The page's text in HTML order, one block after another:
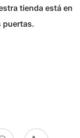
tienda está en
puertas.
phone